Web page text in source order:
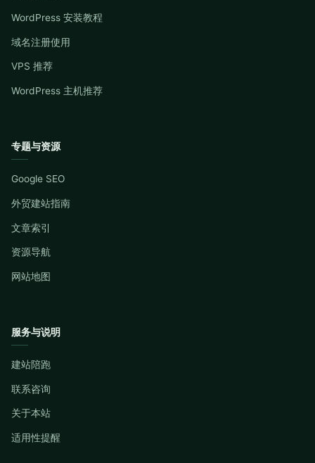
WordPress 安装教程
域名注册使用
VPS 推荐
WordPress 主机推荐
专题与资源
Google SEO
外贸建站指南
文章索引
资源导航
网站地图
服务与说明
建站陪跑
联系咨询
关于本站
适用性提醒